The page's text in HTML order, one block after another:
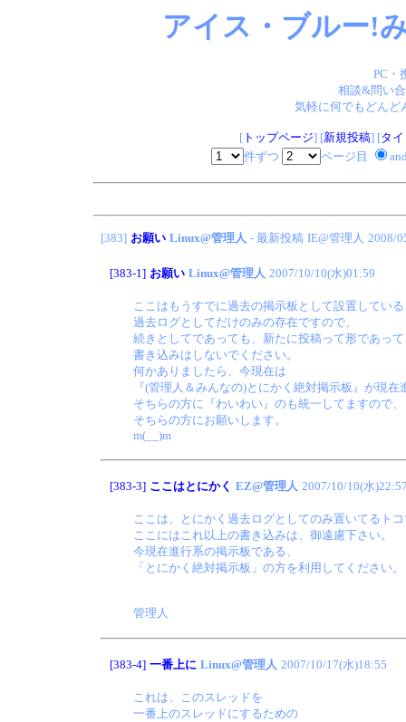
アイス・ブルー!
PC・
相談&問い
気軽に何でもどん
[トップページ] [新規投稿] [タ
件ずつ
ページ目
[383] お願い Linux@管理人 - 最新投稿 IE@管理人 2008/
[383-1] お願い Linux@管理人 2007/10/10(水)01:59
ここはもうすでに過去の掲示板として設置してい
過去ログとしてだけのみの存在ですので、
続きとしてであっても、新たに投稿って形であっ
書き込みはしないでください。
何かありましたら、今現在は
『(管理人＆みんなの)とにかく絶対掲示板』が現
そちらの方に『わいわい』のも統一してますので、
そちらの方にお願いします。
m(__)m
[383-3] ここはとにかく EZ@管理人 2007/10/10(水
ここは、とにかく過去ログとしてのみ置いてるト
ここにはこれ以上の書き込みは、御遠慮下さい。
今現在進行系の掲示板である、
「とにかく絶対掲示板」の方を利用してください。
管理人
[383-4] 一番上に Linux@管理人 2007/10/17(水)18:55
これは、このスレッドを
一番上のスレッドにするための